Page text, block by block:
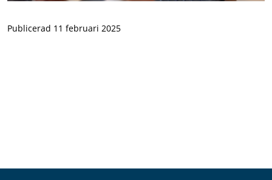
Publicerad 11 februari 2025